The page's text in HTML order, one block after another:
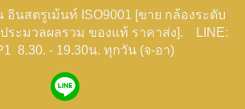
อินสตรูเม้นท์ ISO9001 [ขาย กล้องระดับ
ระมวลผลรวม ของแท้ ราคาส่ง]. LINE:
8.30. - 19.30น. ทุกวัน (จ-อา)